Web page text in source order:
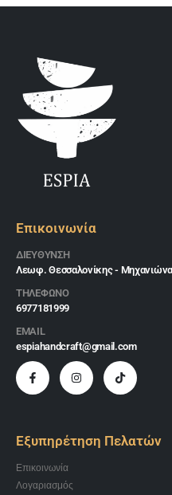
Επικοινωνία
ΔΙΕΎΘΥΝΣΗ
Λεωφ. Θεσσαλονίκης -
ΤΗΛΕΦΩΝΟ
6977181999
EMAIL
espiahandcraft@gmail.com
Εξυπηρέτηση Πελατών
Επικοινωνία
Λογαριασμός